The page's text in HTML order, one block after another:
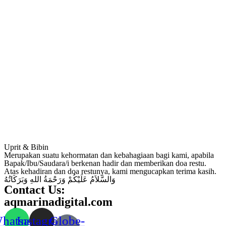
Uprit & Bibin
Merupakan suatu kehormatan dan kebahagiaan bagi kami, apabila
Bapak/Ibu/Saudara/i berkenan hadir dan memberikan doa restu.
Atas kehadiran dan doa restunya, kami mengucapkan terima kasih.
وَالسَّلاَمُ عَلَيْكُمْ وَرَحْمَةُ اللهِ وَبَرَكَاتُهُ
Contact Us:
aqmarinadigital.com
InstagramGlobe-